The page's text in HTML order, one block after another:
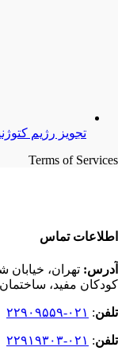
تجویز رژیم
Terms of Services
اطلاعات تماس
آدرس: تهران، خیابان
کودکان مفید،
تلفن: ۰۲۱-۲۲۹۰۹۵۵۹
تلفن: ۰۲۱-۲۲۹۱۹۳۰۳